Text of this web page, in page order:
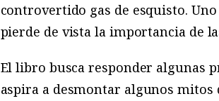
controvertido gas de esquisto.
pierde de vista la importancia de
El libro busca responder algunas
aspira a desmontar algunos